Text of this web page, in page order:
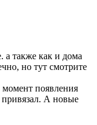
а также как и дома
но тут смотрите
появления
А новые